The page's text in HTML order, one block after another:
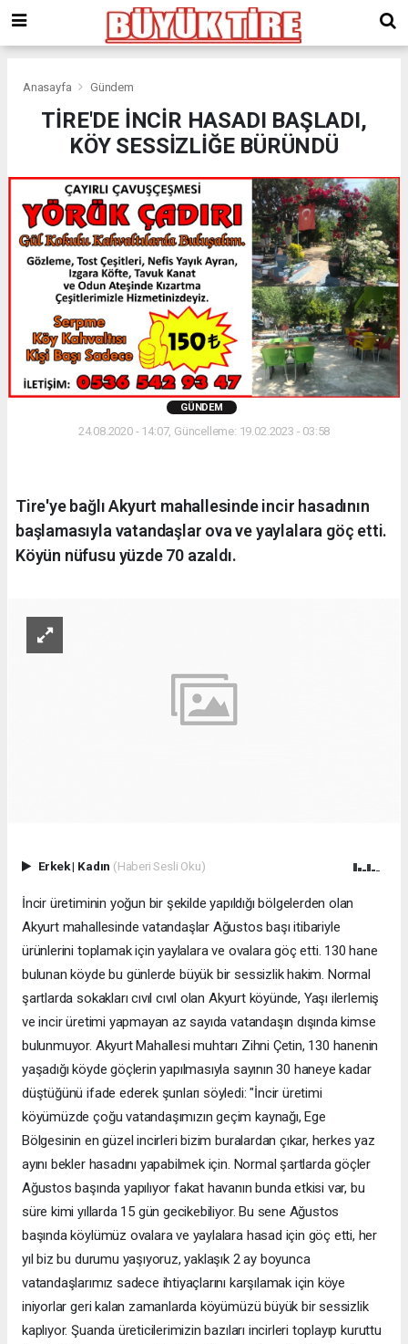
giriş
kingroyal
Anasayfa Gündem
TİRE'DE İNCİR HASADI BAŞLADI,
KÖY SESSİZLİĞE BÜRÜNDÜ
GÜNDEM
24.08.2020 - 14:07, Güncelleme: 19.02.2023 - 03:58
Tire'ye bağlı Akyurt mahallesinde incir hasadının
başlamasıyla vatandaşlar ova ve yaylalara göç etti.
Köyün nüfusu yüzde 70 azaldı.
Erkek| Kadın (Haberi Sesli Oku)
İncir üretiminin yoğun bir şekilde yapıldığı bölgelerden olan
Akyurt mahallesinde vatandaşlar Ağustos başı itibariyle
ürünlerini toplamak için yaylalara ve ovalara göç etti. 130 hane
bulunan köyde bu günlerde büyük bir sessizlik hakim. Normal
şartlarda sokakları cıvıl cıvıl olan Akyurt köyünde, Yaşı ilerlemiş
ve incir üretimi yapmayan az sayıda vatandaşın dışında kimse
bulunmuyor. Akyurt Mahallesi muhtarı Zihni Çetin, 130 hanenin
yaşadığı köyde göçlerin yapılmasıyla sayının 30 haneye kadar
düştüğünü ifade ederek şunları söyledi: "İncir üretimi
köyümüzde çoğu vatandaşımızın geçim kaynağı, Ege
Bölgesinin en güzel incirleri bizim buralardan çıkar, herkes yaz
ayını bekler hasadını yapabilmek için. Normal şartlarda göçler
Ağustos başında yapılıyor fakat havanın bunda etkisi var, bu
süre kimi yıllarda 15 gün gecikebiliyor. Bu sene Ağustos
başında köylümüz ovalara ve yaylalara hasad için göç etti, her
yıl biz bu durumu yaşıyoruz, yaklaşık 2 ay boyunca
vatandaşlarımız sadece ihtiyaçlarını karşılamak için köye
iniyorlar geri kalan zamanlarda köyümüzü büyük bir sessizlik
kaplıyor. Şuanda üreticilerimizin bazıları incirleri toplayıp kuruttu